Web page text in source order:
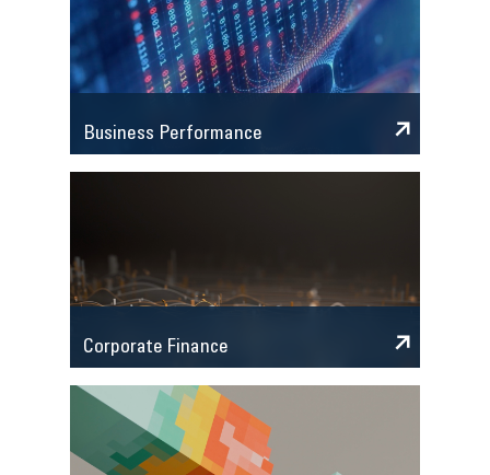
Business Performance
Corporate Finance